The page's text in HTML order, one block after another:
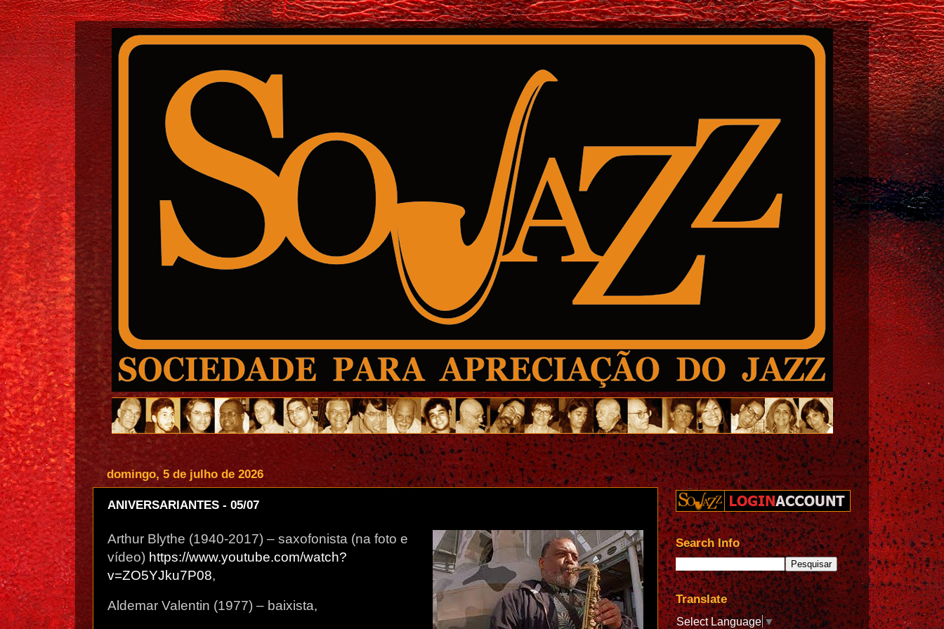
domingo, 5 de julho de 2026
ANIVERSARIANTES - 05/07
Arthur Blythe (1940-2017) – saxofonista (na foto e
vídeo) https://www.youtube.com/watch?
v=ZO5YJku7P08,
Aldemar Valentin (1977) – baixista,
Search Info
Translate
Select Language▼